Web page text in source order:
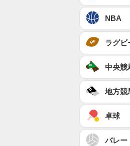
NBA
ラグビ
中央競
地方競
卓球
バレー